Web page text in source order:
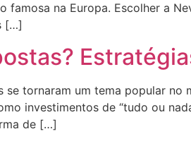
famosa na Europa. Escolher a
[…]
se tornaram um tema popular
investimentos de “tudo ou
de […]